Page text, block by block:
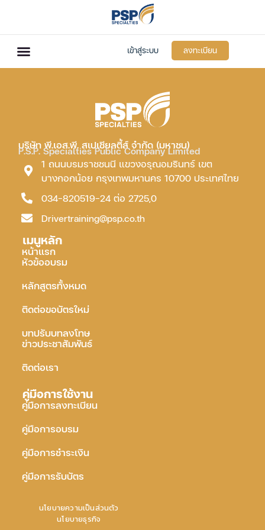
เข้าสู่ระบบ ลงทะเบียน
บริษัท พี.เอส.พี. สเปเชียลตี้ส์ จำกัด (มหาชน)
P.S.P. Specialties Public Company Limited
1 ถนนบรมราชชนนี แขวงอรุณอมรินทร์ เขต
บางกอกน้อย กรุงเทพมหานคร 10700 ประเทศไทย
034-820519-24 ต่อ 2725,0
Drivertraining@psp.co.th
เมนูหลัก
หน้าแรก
หัวข้ออบรม
หลักสูตรทั้งหมด
ติดต่อขอบัตรใหม่
บทปรับบทลงโทษ
ข่าวประชาสัมพันธ์
ติดต่อเรา
คู่มือการใช้งาน
คู่มือการลงทะเบียน
คู่มือการอบรม
คู่มือการชำระเงิน
คู่มือการรับบัตร
นโยบายความเป็นส่วนตัว
นโยบายธุรกิจ